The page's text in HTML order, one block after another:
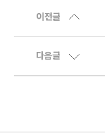
이전글
다음글